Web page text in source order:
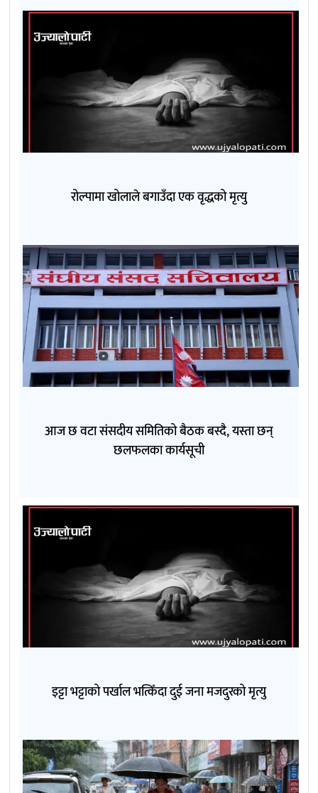
रोल्पामा खोलाले बगाउँदा एक वृद्धको मृत्यु
आज छ वटा संसदीय समितिको बैठक बस्दै, यस्ता छन्
छलफलका कार्यसूची
इट्टा भट्टाको पर्खाल भत्किँदा दुई जना मजदुरको मृत्यु